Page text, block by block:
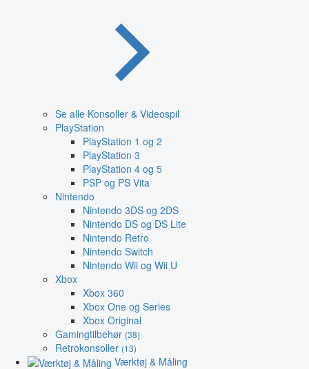
Se alle Konsoller & Videospil
PlayStation
PlayStation 1 og 2
PlayStation 3
PlayStation 4 og 5
PSP og PS Vita
Nintendo
Nintendo 3DS og 2DS
Nintendo DS og DS Lite
Nintendo Retro
Nintendo Switch
Nintendo Wii og Wii U
Xbox
Xbox 360
Xbox One og Series
Xbox Original
Gamingtilbehør (38)
Retrokonsoller (13)
Værktøj & Måling